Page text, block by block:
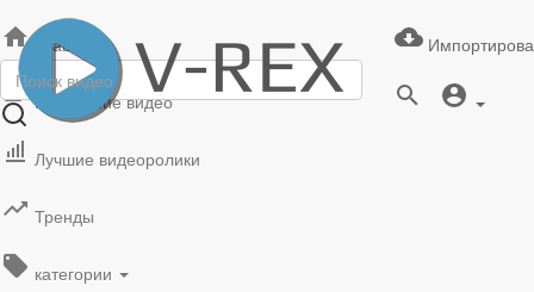
Главная
Последние видео
Лучшие видеоролики
Тренды
категории